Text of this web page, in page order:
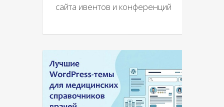
сайта ивентов и конференций